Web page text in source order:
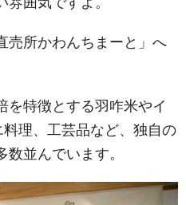
売所かわんちまーと」へ
を特徴とする羽咋米やイ
理、工芸品など、独自の
並んでいます。